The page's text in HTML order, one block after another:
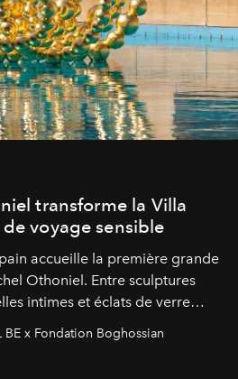
transforme la Villa
voyage sensible
accueille la première grande
Othoniel. Entre sculptures
intimes et éclats de verre
compose un itinéraire
devient le souvenir
x Fondation Boghossian